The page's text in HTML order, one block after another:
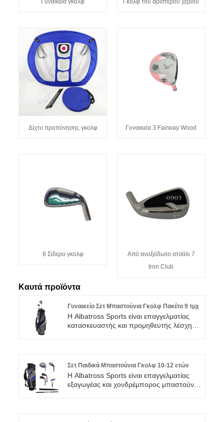
Γυναικεία γκολφ Γκολφ του αριστερού χεριού
Δίχτυ προπόνησης γκολφ Γυναικεία 3 Fairway Wood
8 Σίδερο γκολφ
Από ανοξείδωτο ατσάλι 7
Iron Club
Καυτά προϊόντα
Γυναικείο Σετ Μπαστούνια Γκολφ Πακέτο 9 τμχ
Η Albatross Sports είναι επαγγελματίας
κατασκευαστής και προμηθευτής λέσχης
μάρκετινγκ των καταναλωτών μας στις
περιοχές τους. Το γυναικείο σετ λεσχών
γκολφ πακέτου 9 τμχ είναι ένας
συνδυασμός προηγμένων τεχνικών,
Σετ Παιδικά Μπαστούνια Γκολφ 10-12 ετών
Η Albatross Sports είναι επαγγελματίας
εξαγωγέας και χονδρέμπορος μπαστούνια